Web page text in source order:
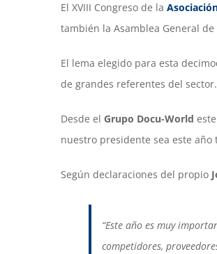
El XVIII Congreso de la
también la Asamblea General de
El lema elegido para esta
de grandes referentes del sector.
Desde el Grupo Docu-World
nuestro presidente sea este
Según declaraciones del propio
“Este año es muy
competidores,